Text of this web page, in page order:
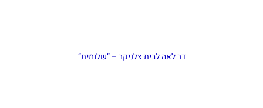
דר לאה לבית צלניקר – “שלומית”